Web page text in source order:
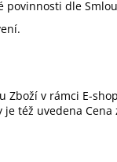
povinnosti dle
Zboží v rámci E-
též uvedena